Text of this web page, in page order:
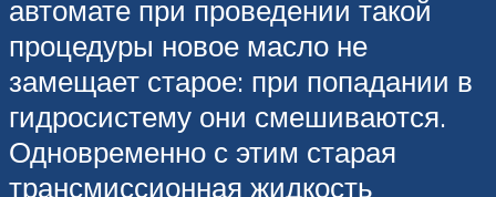
автомате при проведении такой
процедуры новое масло не
замещает старое: при попадании в
гидросистему они смешиваются.
Одновременно с этим старая
трансмиссионная жидкость